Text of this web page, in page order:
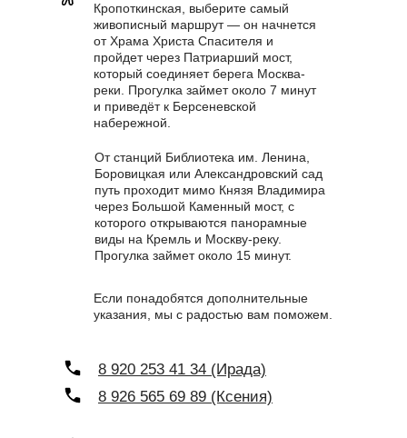
8 920 253 41 34 (Ирада)
8 926 565 69 89 (Ксения)
Кропоткинская, выберите самый
живописный маршрут — он начнется
от Храма Христа Спасителя и
пройдет через Патриарший мост,
который соединяет берега Москва-
реки. Прогулка займет около 7 минут
и приведёт к Берсеневской
набережной.
От станций Библиотека им. Ленина,
Боровицкая или Александровский сад
путь проходит мимо Князя Владимира
через Большой Каменный мост, с
которого открываются панорамные
виды на Кремль и Москву-реку.
Прогулка займет около 15 минут.
Если понадобятся дополнительные
указания, мы с радостью вам поможем.